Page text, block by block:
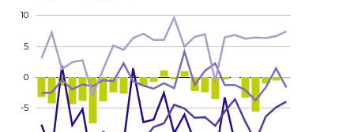
-5
0
5
10